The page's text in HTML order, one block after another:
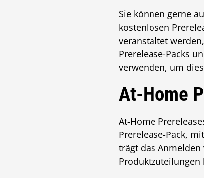
Sie können gerne
kostenlosen
veranstaltet
Prerelease-Packs
verwenden, um
At-Home
At-Home
Prerelease-Pack,
trägt das Anmelden
Produktzuteilungen